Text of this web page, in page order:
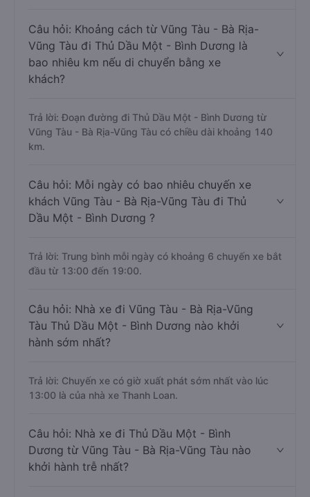
Câu hỏi: Khoảng cách từ Vũng Tàu - Bà Rịa-
Vũng Tàu đi Thủ Dầu Một - Bình Dương là
bao nhiêu km nếu di chuyển bằng xe
khách?
Trả lời: Đoạn đường đi Thủ Dầu Một - Bình Dương từ
Vũng Tàu - Bà Rịa-Vũng Tàu có chiều dài khoảng 140
km.
Câu hỏi: Mỗi ngày có bao nhiêu chuyến xe
khách Vũng Tàu - Bà Rịa-Vũng Tàu đi Thủ
Dầu Một - Bình Dương ?
Trả lời: Trung bình mỗi ngày có khoảng 6 chuyến xe bắt
đầu từ 13:00 đến 19:00.
Câu hỏi: Nhà xe đi Vũng Tàu - Bà Rịa-Vũng
Tàu Thủ Dầu Một - Bình Dương nào khởi
hành sớm nhất?
Trả lời: Chuyến xe có giờ xuất phát sớm nhất vào lúc
13:00 là của nhà xe Thanh Loan.
Câu hỏi: Nhà xe đi Thủ Dầu Một - Bình
Dương từ Vũng Tàu - Bà Rịa-Vũng Tàu nào
khởi hành trễ nhất?